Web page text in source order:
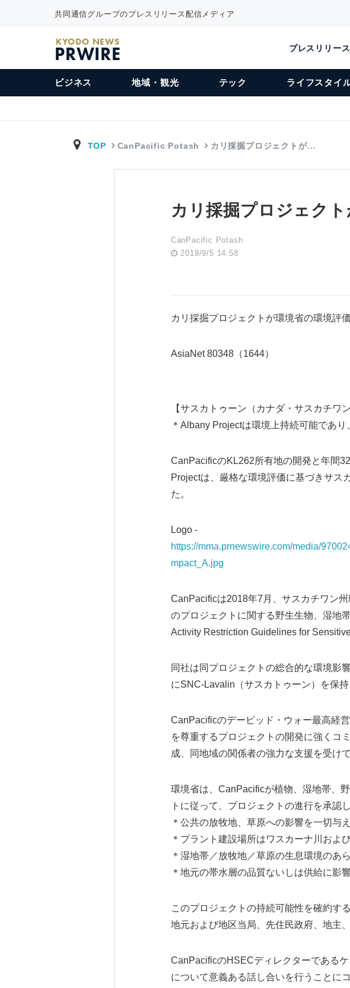
共同通信グループのプレスリリース配信メディア
KYODO NEWS
PRWIRE プレスリリー
ビジネス 地域・観光 テック ライフスタイ
TOP CanPacific Potash カリ採掘プロジェクトが…
カリ採掘プロジェク
CanPacific Potash
2019/9/5 14:58
カリ採掘プロジェクトが環境省の環境評
AsiaNet 80348（1644）
【サスカトゥーン（カナダ・サスカチワ
＊Albany Projectは環境上持続可能であ
CanPacificのKL262所有地の開発と年間
Projectは、厳格な環境評価に基づきサス
た。
Logo -
https://mma.prnewswire.com/media/
mpact_A.jpg
CanPacificは2018年7月、サスカチワン
のプロジェクトに関する野生生物、湿地
Activity Restriction Guidelines for
同社は同プロジェクトの総合的な環境影
にSNC-Lavalin（サスカトゥーン）を保持
CanPacificのデービッド・ウォー最高経
を尊重するプロジェクトの開発に強くコ
成、同地域の関係者の強力な支援を受け
環境省は、CanPacificが植物、湿地帯、
トに従って、プロジェクトの進行を承認
＊公共の放牧地、草原への影響を一切与
＊プラント建設場所はワスカーナ川およ
＊湿地帯／放牧地／草原の生息環境のあ
＊地元の帯水層の品質ないしは供給に影
このプロジェクトの持続可能性を確約す
地元および地区当局、先住民政府、地主
CanPacificのHSECディレクターである
について意義ある話し合いを行うことに